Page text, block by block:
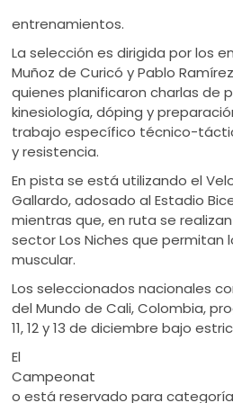
entrenamientos.
La selección es dirigida por los
Muñoz de Curicó y Pablo
quienes planificaron charlas de
kinesiología, dóping y
trabajo específico técnico-
y resistencia.
En pista se está utilizando el
Gallardo, adosado al Estadio
mientras que, en ruta se
sector Los Niches que permitan
muscular.
Los seleccionados nacionales
del Mundo de Cali, Colombia,
11, 12 y 13 de diciembre bajo
El
Campeonat
o está reservado para